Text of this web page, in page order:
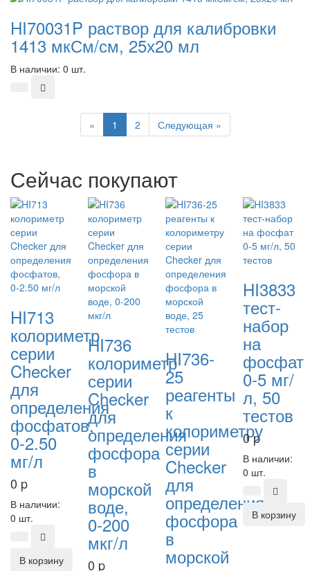
HI70031P раствор для калибровки
1413 мкСм/см, 25х20 мл
В наличии: 0 шт.
«Previous
1 2 Следующая »Next
Сейчас покупают
HI713
колориметр
серии
Checker
для
определения
фосфатов,
0-2.50
мг/л
0 p
В наличии:
0 шт.
В корзину
HI736
колориметр
серии
Checker
для
определения
фосфора
в
морской
воде,
0-200
мкг/л
0 p
HI736-
25
реагенты
к
колориметру
серии
Checker
для
определения
фосфора
в
морской
HI3833
тест-
набор
на
фосфат
0-5 мг/
л, 50
тестов
0p
В наличии:
0 шт.
В корзину